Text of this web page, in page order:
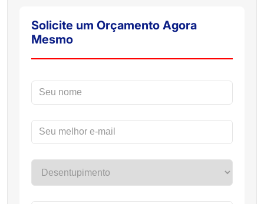
Solicite um Orçamento Agora
Mesmo